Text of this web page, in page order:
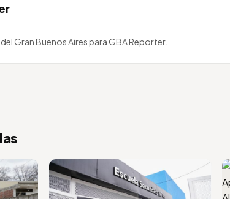
Gran Buenos Aires para GBA Reporter.